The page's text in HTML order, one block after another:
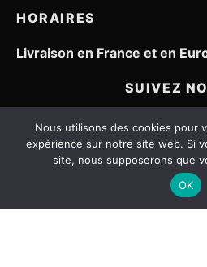
HORAIRES
Livraison en France et en
SUIVEZ
Nous utilisons des cookies pour
expérience sur notre site web. Si
site, nous supposerons que
OK